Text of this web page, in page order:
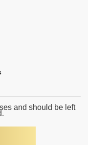
and should be left